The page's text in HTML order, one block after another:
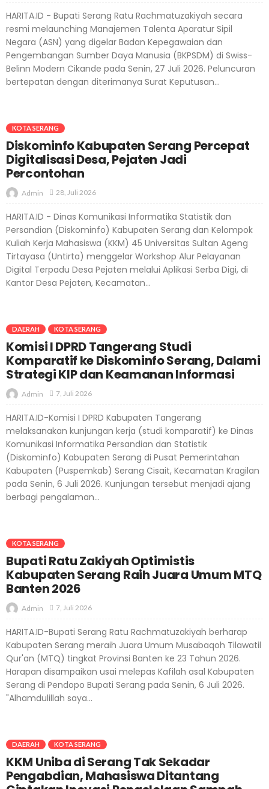
HARITA.ID - Bupati Serang Ratu Rachmatuzakiyah secara
resmi melaunching Manajemen Talenta Aparatur Sipil
Negara (ASN) yang digelar Badan Kepegawaian dan
Pengembangan Sumber Daya Manusia (BKPSDM) di Swiss-
Belinn Modern Cikande pada Senin, 27 Juli 2026. Peluncuran
bertepatan dengan diterimanya Surat Keputusan...
KOTA SERANG
Diskominfo Kabupaten Serang Percepat
Digitalisasi Desa, Pejaten Jadi
Percontohan
Admin 28, Juli 2026
HARITA.ID - Dinas Komunikasi Informatika Statistik dan
Persandian (Diskominfo) Kabupaten Serang dan Kelompok
Kuliah Kerja Mahasiswa (KKM) 45 Universitas Sultan Ageng
Tirtayasa (Untirta) menggelar Workshop Alur Pelayanan
Digital Terpadu Desa Pejaten melalui Aplikasi Serba Digi, di
Kantor Desa Pejaten, Kecamatan...
DAERAH KOTA SERANG
Komisi I DPRD Tangerang Studi
Komparatif ke Diskominfo Serang, Dalami
Strategi KIP dan Keamanan Informasi
Admin 7, Juli 2026
HARITA.ID-Komisi I DPRD Kabupaten Tangerang
melaksanakan kunjungan kerja (studi komparatif) ke Dinas
Komunikasi Informatika Persandian dan Statistik
(Diskominfo) Kabupaten Serang di Pusat Pemerintahan
Kabupaten (Puspemkab) Serang Cisait, Kecamatan Kragilan
pada Senin, 6 Juli 2026. Kunjungan tersebut menjadi ajang
berbagi pengalaman...
KOTA SERANG
Bupati Ratu Zakiyah Optimistis
Kabupaten Serang Raih Juara Umum MTQ
Banten 2026
Admin 7, Juli 2026
HARITA.ID-Bupati Serang Ratu Rachmatuzakiyah berharap
Kabupaten Serang meraih Juara Umum Musabaqoh Tilawatil
Qur'an (MTQ) tingkat Provinsi Banten ke 23 Tahun 2026.
Harapan disampaikan usai melepas Kafilah asal Kabupaten
Serang di Pendopo Bupati Serang pada Senin, 6 Juli 2026.
"Alhamdulillah saya...
DAERAH KOTA SERANG
KKM Uniba di Serang Tak Sekadar
Pengabdian, Mahasiswa Ditantang